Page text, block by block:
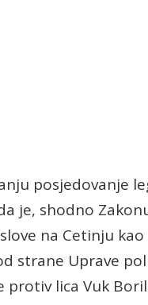
posjedovanje
je, shodno
na Cetinju
strane Uprave
protiv lica Vuk